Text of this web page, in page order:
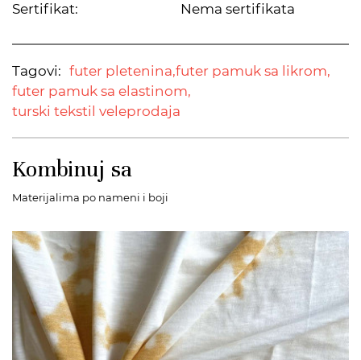
Sertifikat:
Nema sertifikata
Tagovi: futer pletenina,futer pamuk sa likrom,
futer pamuk sa elastinom,
turski tekstil veleprodaja
Kombinuj sa
Materijalima po nameni i boji